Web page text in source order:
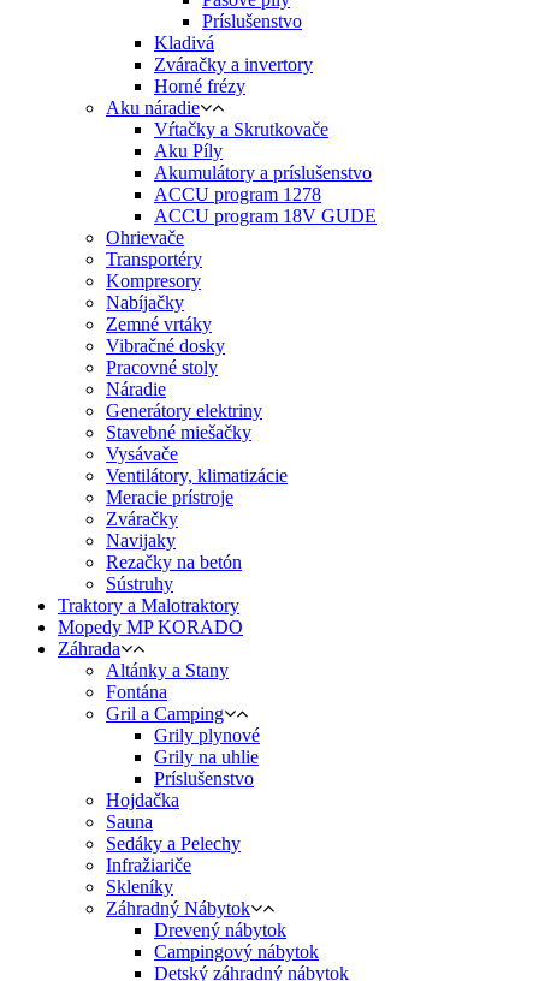
Príslušenstvo
Kladivá
Zváračky a invertory
Horné frézy
Aku náradie
Vŕtačky a Skrutkovače
Aku Píly
Akumulátory a príslušenstvo
ACCU program 1278
ACCU program 18V GUDE
Ohrievače
Transportéry
Kompresory
Nabíjačky
Zemné vrtáky
Vibračné dosky
Pracovné stoly
Náradie
Generátory elektriny
Stavebné miešačky
Vysávače
Ventilátory, klimatizácie
Meracie prístroje
Zváračky
Navijaky
Rezačky na betón
Sústruhy
Traktory a Malotraktory
Mopedy MP KORADO
Záhrada
Altánky a Stany
Fontána
Gril a Camping
Grily plynové
Grily na uhlie
Príslušenstvo
Hojdačka
Sauna
Sedáky a Pelechy
Infražiariče
Skleníky
Záhradný Nábytok
Drevený nábytok
Campingový nábytok
Detský záhradný nábytok